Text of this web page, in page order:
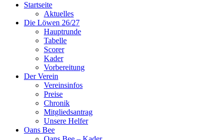
Startseite
Aktuelles
Die Löwen 26/27
Hauptrunde
Tabelle
Scorer
Kader
Vorbereitung
Der Verein
Vereinsinfos
Preise
Chronik
Mitgliedsantrag
Unsere Helfer
Oans Bee